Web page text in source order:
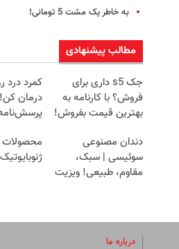
به خاطر یک مشت 5 تومانی!
مطالب پیشنهادی
جک s5 داری برای
فروش؟ با کارنامه به
بهترین قیمت بفروش!
کمرد درد
درمان
دندان مصنوعی
سوئیسی | سبک،
مقاوم، طبیعی! ویزیت
محصولات
ژنوبایوتیک
درباره ما